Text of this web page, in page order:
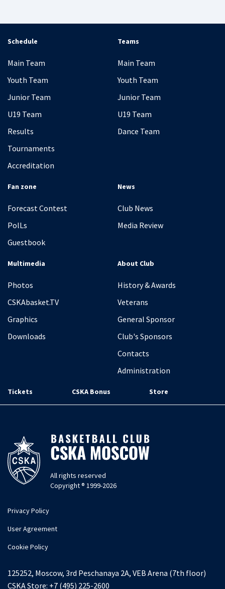
Schedule
Main Team
Youth Team
Junior Team
U19 Team
Results
Tournaments
Accreditation
Teams
Main Team
Youth Team
Junior Team
U19 Team
Dance Team
Fan zone
Forecast Contest
PolLs
Guestbook
News
Club News
Media Review
Multimedia
Photos
CSKAbasket.TV
Graphics
Downloads
About Club
History & Awards
Veterans
General Sponsor
Club's Sponsors
Contacts
Administration
Tickets CSKA Bonus Store
All rights reserved
Copyright ® 1999-2026
Privacy Policy
User Agreement
Cookie Policy
125252, Moscow, 3rd Peschanaya 2A, VEB Arena (7th floor)
CSKA Store: +7 (495) 225-2600